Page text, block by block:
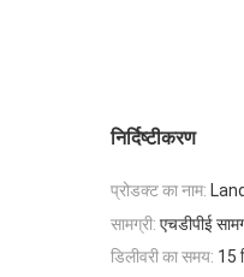
निर्दिष्टीकरण
प्रोडक्ट का नाम:
सामग्री: एचडीपीई
डिलीवरी का समय: 15